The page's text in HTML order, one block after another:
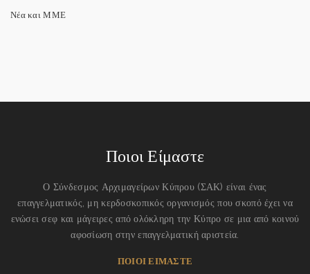
Νέα και ΜΜΕ
Ποιοι Είμαστε
Ο Σύνδεσμος Αρχιμαγείρων Κύπρου (ΣΑΚ) είναι ένας
επαγγελματικός, μη κερδοσκοπικός οργανισμός που σκοπό έχει να
ενώσει σεφ και μάγειρες από ολόκληρη την Κύπρο σε μια από κοινού
αφοσίωση στην επαγγελματική αριστεία.
ΠΟΙΟΙ ΕΙΜΑΣΤΕ